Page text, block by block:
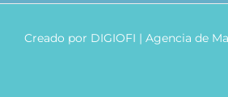
Creado por DIGIOFI | Agencia de